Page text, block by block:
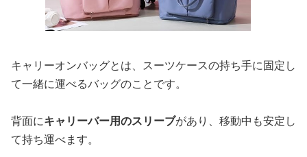
キャリーオンバッグとは、スーツケースの持ち手に固定し
て一緒に運べるバッグのことです。
背面にキャリーバー用のスリーブがあり、移動中も安定し
て持ち運べます。